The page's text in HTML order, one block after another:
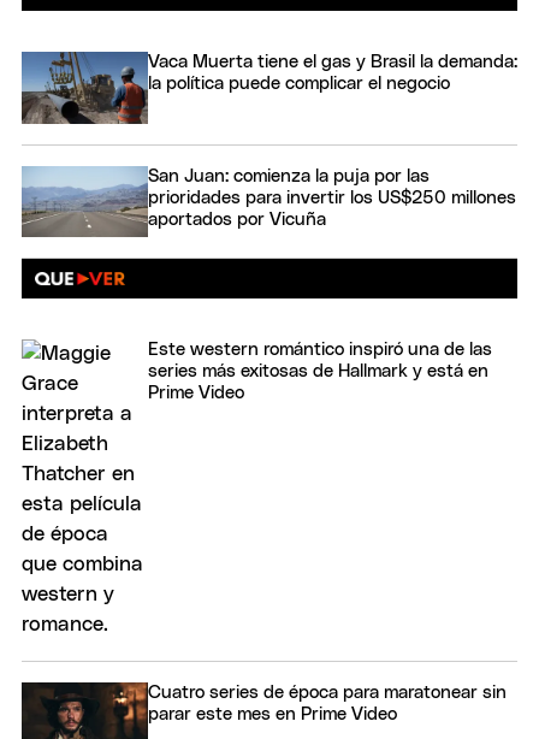
Vaca Muerta tiene el gas y Brasil la demanda:
la política puede complicar el negocio
San Juan: comienza la puja por las
prioridades para invertir los US$250 millones
aportados por Vicuña
Este western romántico inspiró una de las
series más exitosas de Hallmark y está en
Prime Video
Cuatro series de época para maratonear sin
parar este mes en Prime Video